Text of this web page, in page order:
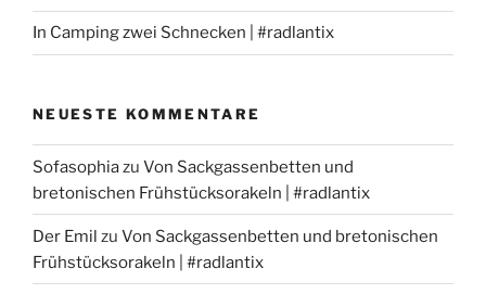
In Camping zwei Schnecken | #radlantix
NEUESTE KOMMENTARE
Sofasophiazu Von Sackgassenbetten und
bretonischen Frühstücksorakeln | #radlantix
Der Emil zu Von Sackgassenbetten und bretonischen
Frühstücksorakeln | #radlantix